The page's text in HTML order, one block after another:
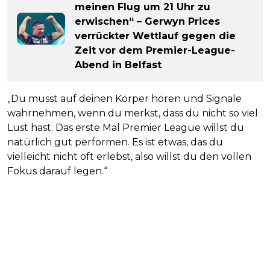
meinen Flug um 21 Uhr zu
erwischen“ – Gerwyn Prices
verrückter Wettlauf gegen die
Zeit vor dem Premier-League-
Abend in Belfast
„Du musst auf deinen Körper hören und Signale
wahrnehmen, wenn du merkst, dass du nicht so viel
Lust hast. Das erste Mal Premier League willst du
natürlich gut performen. Es ist etwas, das du
vielleicht nicht oft erlebst, also willst du den vollen
Fokus darauf legen.“